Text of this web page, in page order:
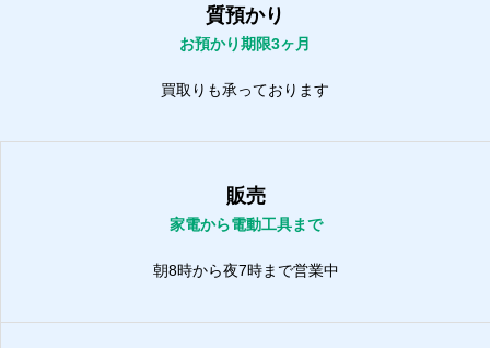
質預かり
お預かり期限3ヶ月
買取りも承っております
販売
家電から電動工具まで
朝8時から夜7時まで営業中